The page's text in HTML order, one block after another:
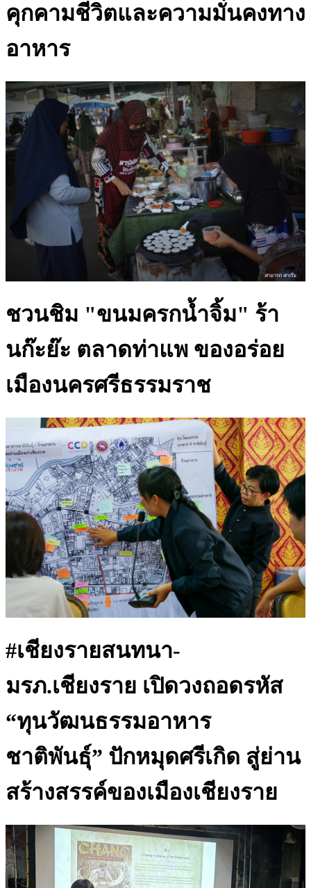
คุกคามชีวิตและความมั่นคงทาง
อาหาร
ชวนชิม "ขนมครกน้ำจิ้ม" ร้า
นก๊ะย๊ะ ตลาดท่าแพ ของอร่อย
เมืองนครศรีธรรมราช
#เชียงรายสนทนา-
มรภ.เชียงราย เปิดวงถอดรหัส
“ทุนวัฒนธรรมอาหาร
ชาติพันธุ์” ปักหมุดศรีเกิด สู่ย่าน
สร้างสรรค์ของเมืองเชียงราย